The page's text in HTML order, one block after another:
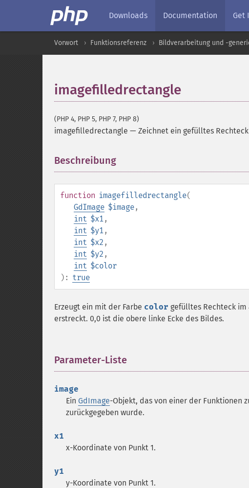
Downloads Documentation Get
Vorwort Funktionsreferenz Bildverarbeitung und -
imagefilledrectangle
(PHP 4, PHP 5, PHP 7, PHP 8)
imagefilledrectangle — Zeichnet ein gefülltes Rechteck
Beschreibung
function imagefilledrectangle(
GdImage $image,
int $x1,
int $y1,
int $x2 ,
int $y2 ,
int $color
): true
Erzeugt ein mit der Farbe color gefülltes Rechteck im
erstreckt. 0,0 ist die obere linke Ecke des Bildes.
Parameter-Liste
image
Ein GdImage-Objekt, das von einer der Funktionen
zurückgegeben wurde.
x1
x-Koordinate von Punkt 1.
y1
y-Koordinate von Punkt 1.